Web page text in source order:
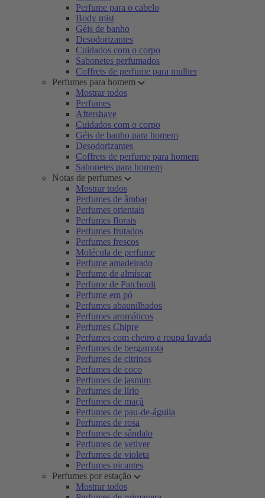
Perfume para o cabelo
Body mist
Géis de banho
Desodorizantes
Cuidados com o corpo
Sabonetes perfumados
Coffrets de perfume para mulher
Perfumes para homem
Mostrar todos
Perfumes
Aftershave
Cuidados com o corpo
Géis de banho para homem
Desodorizantes
Coffrets de perfume para homem
Sabonetes para homem
Notas de perfumes
Mostrar todos
Perfumes de âmbar
Perfumes orientais
Perfumes florais
Perfumes frutados
Perfumes frescos
Molécula de perfume
Perfume amadeirado
Perfume de almíscar
Perfume de Patchouli
Perfume em pó
Perfumes abaunilhados
Perfumes aromáticos
Perfumes Chipre
Perfumes com cheiro a roupa lavada
Perfumes de bergamota
Perfumes de citrinos
Perfumes de coco
Perfumes de jasmim
Perfumes de lírio
Perfumes de maçã
Perfumes de pau-de-águila
Perfumes de rosa
Perfumes de sândalo
Perfumes de vetiver
Perfumes de violeta
Perfumes picantes
Perfumes por estação
Mostrar todos